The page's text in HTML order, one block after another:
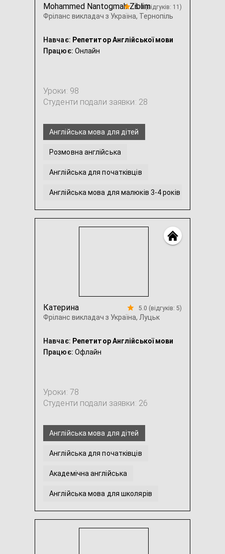
Mohammed Nantogmah Ziblim
Фріланс викладач з Україна, Тернопіль
5.0 (відгуків: 11)
Навчає: Репетитор Англійської мови
Працює: Онлайн
Уроки: 98
Студенти подали заявки: 28
Англійська мова для дітей
Розмовна англійська
Англійська для початківців
Англійська мова для малюків 3-4 років
Англійська для людей з Дислексією
Англійська мова для молодших школярів
Катерина
Фріланс викладач з Україна, Луцьк
5.0 (відгуків: 5)
Навчає: Репетитор Англійської мови
Працює: Офлайн
Уроки: 78
Студенти подали заявки: 26
Англійська мова для дітей
Англійська для початківців
Академічна англійська
Англійська мова для школярів
Допомога з виконанням домашнього завдання з